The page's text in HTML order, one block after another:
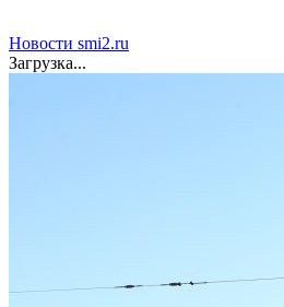
Новости smi2.ru
Загрузка...